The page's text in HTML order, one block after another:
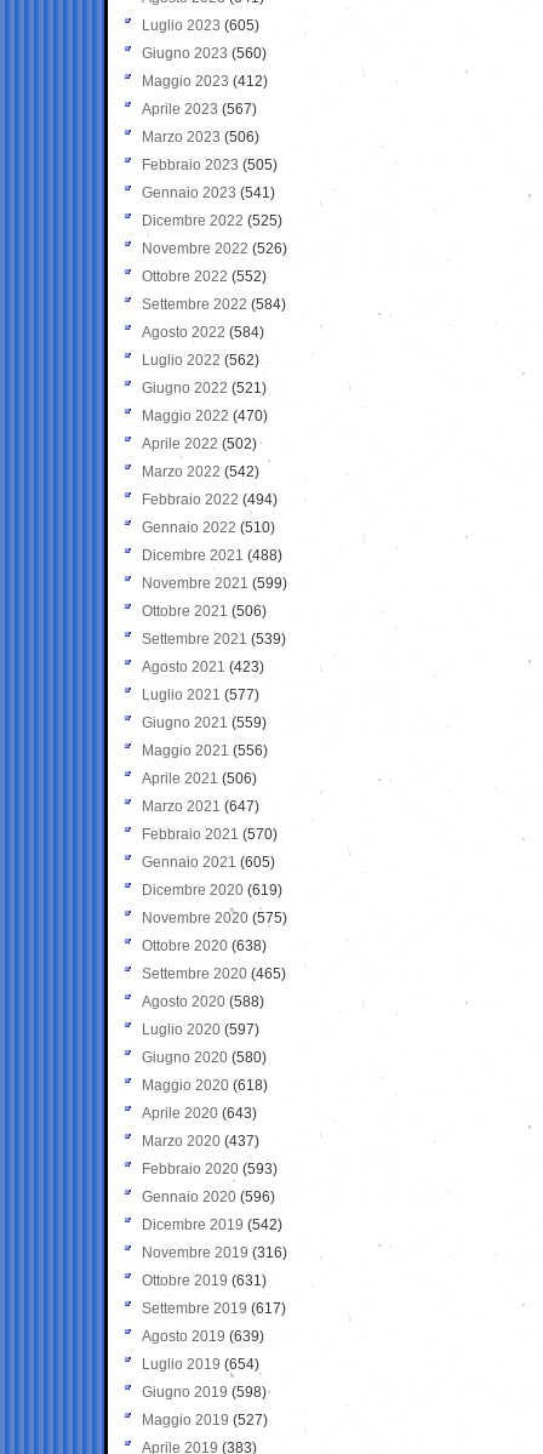
Luglio 2023 (605)
Giugno 2023 (560)
Maggio 2023 (412)
Aprile 2023 (567)
Marzo 2023 (506)
Febbraio 2023 (505)
Gennaio 2023 (541)
Dicembre 2022 (525)
Novembre 2022 (526)
Ottobre 2022 (552)
Settembre 2022 (584)
Agosto 2022 (584)
Luglio 2022 (562)
Giugno 2022 (521)
Maggio 2022 (470)
Aprile 2022 (502)
Marzo 2022 (542)
Febbraio 2022 (494)
Gennaio 2022 (510)
Dicembre 2021 (488)
Novembre 2021 (599)
Ottobre 2021 (506)
Settembre 2021 (539)
Agosto 2021 (423)
Luglio 2021 (577)
Giugno 2021(559)
Maggio 2021 (556)
Aprile 2021 (506)
Marzo 2021 (647)
Febbraio 2021 (570)
Gennaio 2021 (605)
Dicembre 2020 (619)
Novembre 2020 (575)
Ottobre 2020 (638)
Settembre 2020(465)
Agosto 2020 (588)
Luglio 2020 (597)
Giugno 2020 (580)
Maggio 2020 (618)
Aprile 2020 (643)
Marzo 2020 (437)
Febbraio 2020 (593)
Gennaio 2020 (596)
Dicembre 2019 (542)
Novembre 2019 (316)
Ottobre 2019 (631)
Settembre 2019 (617)
Agosto 2019 (639)
Luglio 2019 (654)
Giugno 2019 (598)
Maggio 2019 (527)
Aprile 2019 (383)